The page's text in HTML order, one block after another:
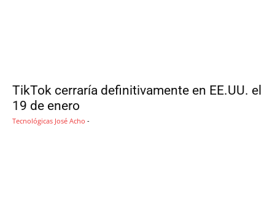
TikTok cerraría definitivamente en EE.UU. el
19 de enero
Tecnológicas José Acho -